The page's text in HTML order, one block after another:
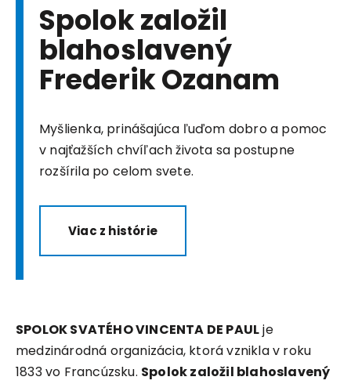
Spolok založil
blahoslavený
Frederik Ozanam
Myšlienka, prinášajúca ľuďom dobro a pomoc
v najťažších chvíľach života sa postupne
rozšírila po celom svete.
Viac z histórie
SPOLOK SVATÉHO VINCENTA DE PAULje
medzinárodná organizácia, ktorá vznikla v roku
1833 vo Francúzsku. Spolok založil blahoslavený